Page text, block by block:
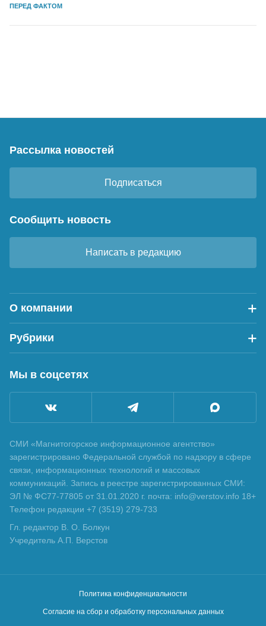
ПЕРЕД ФАКТОМ
Рассылка новостей
Подписаться
Сообщить новость
Написать в редакцию
О компании
Рубрики
Мы в соцсетях
СМИ «Магнитогорское информационное агентство»
зарегистрировано Федеральной службой по надзору в сфере
связи, информационных технологий и массовых
коммуникаций. Запись в реестре зарегистрированных СМИ:
ЭЛ № ФС77-77805 от 31.01.2020 г. почта: info@verstov.info 18+
Телефон редакции +7 (3519) 279-733
Гл. редактор В. О. Болкун
Учредитель А.П. Верстов
Политика конфиденциальности
Согласие на сбор и обработку персональных данных